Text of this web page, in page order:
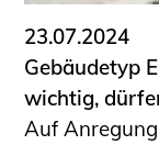
23.07.2024
Gebäudetyp
wichtig,
Auf